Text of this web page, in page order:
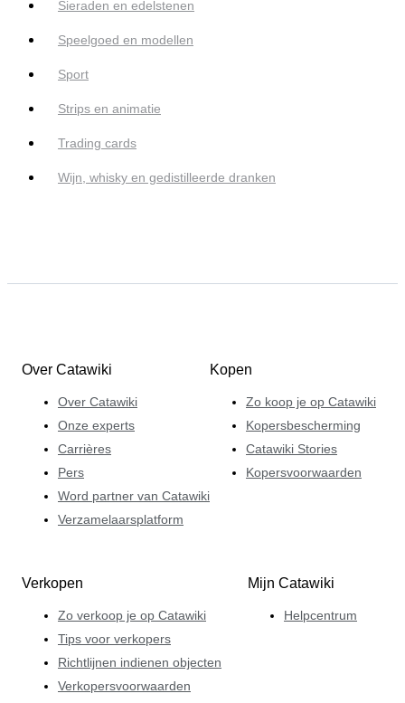
Sieraden en edelstenen
Speelgoed en modellen
Sport
Strips en animatie
Trading cards
Wijn, whisky en gedistilleerde dranken
Over Catawiki
Over Catawiki
Onze experts
Carrières
Pers
Word partner van Catawiki
Verzamelaarsplatform
Kopen
Zo koop je op Catawiki
Kopersbescherming
Catawiki Stories
Kopersvoorwaarden
Verkopen
Zo verkoop je op Catawiki
Tips voor verkopers
Richtlijnen indienen objecten
Verkopersvoorwaarden
Mijn Catawiki
Helpcentrum